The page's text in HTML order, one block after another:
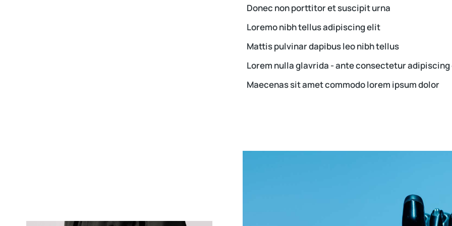
Donec non porttitor et suscipit urna
Loremo nibh tellus adipiscing elit
Mattis pulvinar dapibus leo nibh tellus
Lorem nulla glavrida - ante consectetur
Maecenas sit amet commodo lorem ipsum dolor